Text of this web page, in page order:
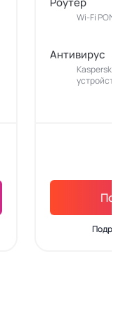
Wi-Fi PON-
Антивирус
Kaspersky